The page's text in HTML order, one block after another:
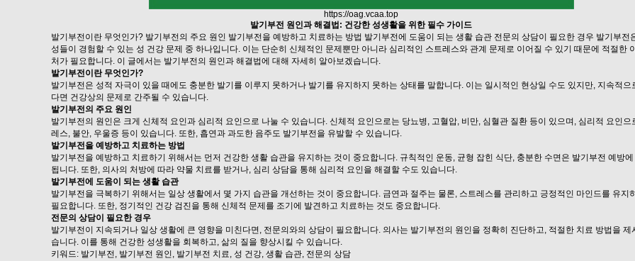
https://oag.vcaa.top
발기부전 원인과 해결법: 건강한 성생활을 위한 필수 가이드
발기부전이란 무엇인가? 발기부전의 주요 원인 발기부전을 예방하고 치료하는 방법 발기부전에 도움이 되는 생활 습관 전문의 상담이 필요한 경우 발기부전
성들이 경험할 수 있는 성 건강 문제 중 하나입니다. 이는 단순히 신체적인 문제뿐만 아니라 심리적인 스트레스와 관계 문제로 이어질 수 있기 때문에 적절한
처가 필요합니다. 이 글에서는 발기부전의 원인과 해결법에 대해 자세히 알아보겠습니다.
발기부전이란 무엇인가?
발기부전은 성적 자극이 있을 때에도 충분한 발기를 이루지 못하거나 발기를 유지하지 못하는 상태를 말합니다. 이는 일시적인 현상일 수도 있지만, 지속적으
다면 건강상의 문제로 간주될 수 있습니다.
발기부전의 주요 원인
발기부전의 원인은 크게 신체적 요인과 심리적 요인으로 나눌 수 있습니다. 신체적 요인으로는 당뇨병, 고혈압, 비만, 심혈관 질환 등이 있으며, 심리적 요인으
레스, 불안, 우울증 등이 있습니다. 또한, 흡연과 과도한 음주도 발기부전을 유발할 수 있습니다.
발기부전을 예방하고 치료하는 방법
발기부전을 예방하고 치료하기 위해서는 먼저 건강한 생활 습관을 유지하는 것이 중요합니다. 규칙적인 운동, 균형 잡힌 식단, 충분한 수면은 발기부전 예방에
됩니다. 또한, 의사의 처방에 따라 약물 치료를 받거나, 심리 상담을 통해 심리적 요인을 해결할 수도 있습니다.
발기부전에 도움이 되는 생활 습관
발기부전을 극복하기 위해서는 일상 생활에서 몇 가지 습관을 개선하는 것이 중요합니다. 금연과 절주는 물론, 스트레스를 관리하고 긍정적인 마인드를 유지
필요합니다. 또한, 정기적인 건강 검진을 통해 신체적 문제를 조기에 발견하고 치료하는 것도 중요합니다.
전문의 상담이 필요한 경우
발기부전이 지속되거나 일상 생활에 큰 영향을 미친다면, 전문의와의 상담이 필요합니다. 의사는 발기부전의 원인을 정확히 진단하고, 적절한 치료 방법을 제
습니다. 이를 통해 건강한 성생활을 회복하고, 삶의 질을 향상시킬 수 있습니다.
키워드: 발기부전, 발기부전 원인, 발기부전 치료, 성 건강, 생활 습관, 전문의 상담